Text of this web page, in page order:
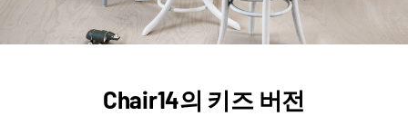
Chair14의 키즈 버전